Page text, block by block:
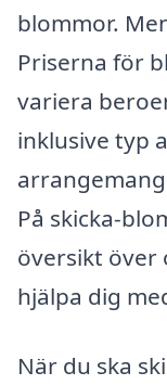
blommor.
Priserna för
variera
inklusive typ
På skicka-
översikt över
hjälpa dig
När du ska